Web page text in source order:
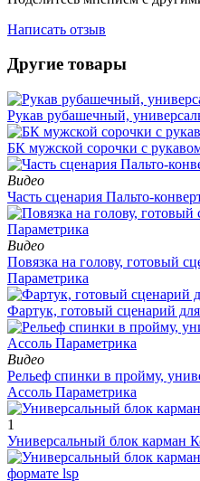
Написать отзыв
Другие товары
Рукав рубашечный,
БК мужской сорочки с
Видео
Часть сценария Пальто-
Видео
Повязка на голову, готовый
Параметрика
Фартук, готовый сценарий
Видео
Рельеф спинки в пройму,
Ассоль Параметрика
1
Универсальный блок карман